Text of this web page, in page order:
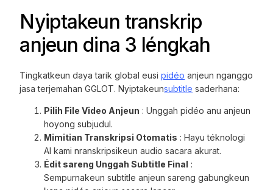
Nyiptakeun transkrip
anjeun dina 3 léngkah
Tingkatkeun daya tarik global eusipidéo anjeun nganggo
jasa terjemahan GGLOT. Nyiptakeunsubtitle saderhana:
Pilih File Video Anjeun : Unggah pidéo anu anjeun
hoyong subjudul.
Mimitian Transkripsi Otomatis : Hayu téknologi
AI kami nranskripsikeun audio sacara akurat.
Édit sareng Unggah Subtitle Final :
Sempurnakeun subtitle anjeun sareng gabungkeun